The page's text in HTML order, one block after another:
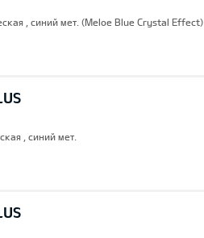
, синий мет. (Meloe Blue Crystal Effect)
, синий мет.